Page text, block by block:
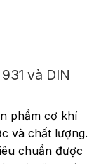
và DIN
phẩm cơ khí
và chất lượng.
chuẩn được